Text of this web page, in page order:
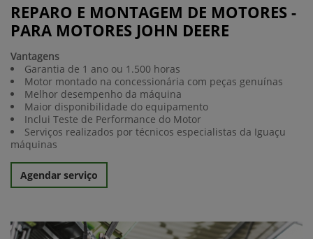
REPARO E MONTAGEM DE MOTORES -
PARA MOTORES JOHN DEERE
Vantagens
Garantia de 1 ano ou 1.500 horas
Motor montado na concessionária com peças genuínas
Melhor desempenho da máquina
Maior disponibilidade do equipamento
Inclui Teste de Performance do Motor
Serviços realizados por técnicos especialistas da Iguaçu
máquinas
Agendar serviço